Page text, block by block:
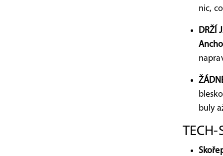
nic,
DRŽÍ
buly